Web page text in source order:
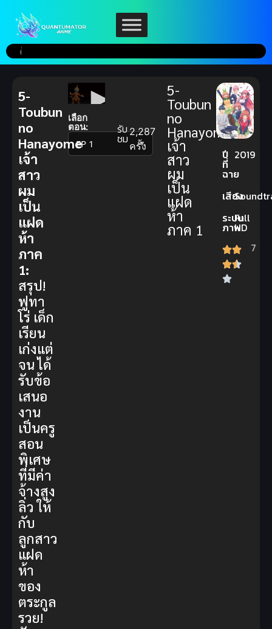
เลือก
ตอน:
▼
รับ
ชม2,287
ครั้ง
5-
Toubun
no
Hanayome
เจ้า
สาว
ผม
เป็น
แฝด
ห้า
ภาค 1
ปี
ที่
ฉาย
2019
เสียง
ระบบ
ภาพ
Full
HD
7
5-
Toubun
no
Hanayome
เจ้า
สาว
ผม
เป็น
แฝด
ห้า
ภาค
1:
สรุป!
ฟูทา
โร่ เด็ก
เรียน
เก่งแต่
จน ได้
รับข้อ
เสนอ
งาน
เป็นครู
สอน
พิเศษ
ที่มีค่า
จ้างสูง
ลิ่ว ให้
กับ
ลูกสาว
แฝด
ห้า
ของ
ตระกูล
รวย!